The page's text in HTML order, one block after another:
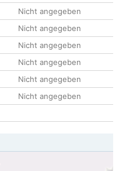
Nicht angegeben
Nicht angegeben
Nicht angegeben
Nicht angegeben
Nicht angegeben
Nicht angegeben